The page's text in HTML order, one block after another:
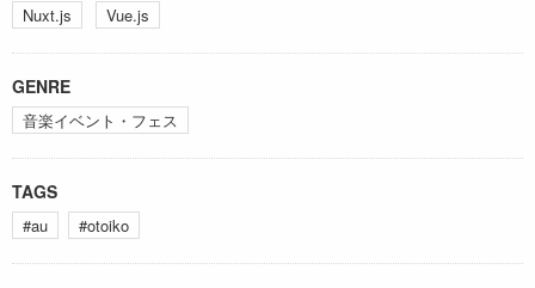
Nuxt.js Vue.js
GENRE
音楽イベント・フェス
TAGS
#au #otoiko